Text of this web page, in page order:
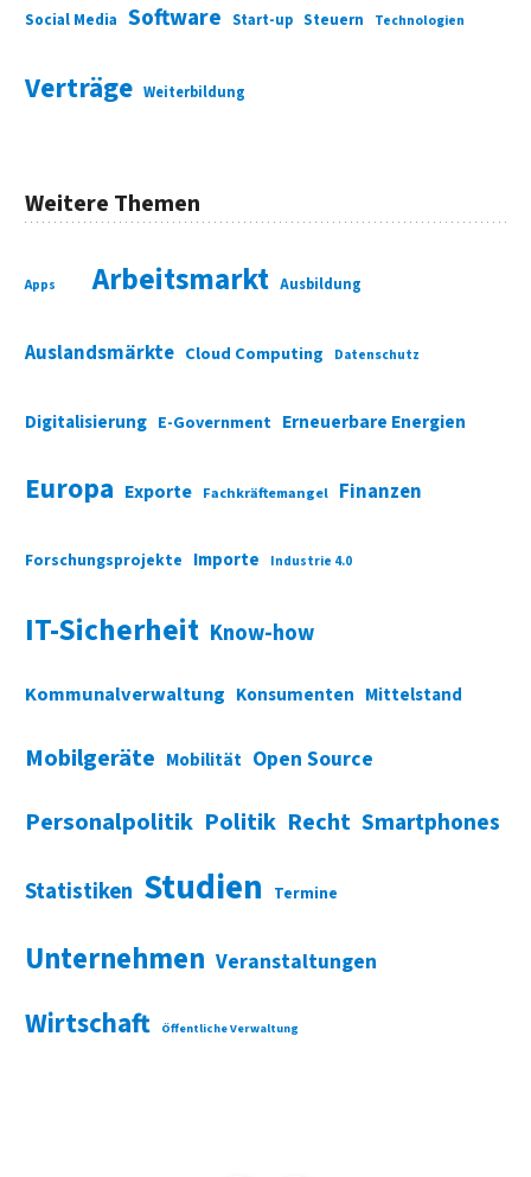
Social Media Software Start-up Steuern Technologien
Verträge Weiterbildung
Weitere Themen
Apps Arbeitsmarkt Ausbildung
Auslandsmärkte Cloud Computing Datenschutz
Digitalisierung E-Government Erneuerbare Energien
Europa Exporte Fachkräftemangel Finanzen
Forschungsprojekte Importe Industrie 4.0
IT-Sicherheit Know-how
Kommunalverwaltung Konsumenten Mittelstand
Mobilgeräte Mobilität Open Source
Personalpolitik Politik Recht Smartphones
Statistiken Studien Termine
Unternehmen Veranstaltungen
Wirtschaft Öffentliche Verwaltung